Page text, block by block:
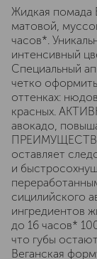
Жидкая помада
матовой,
часов*.
интенсивный
Специальный
четко
оттенках:
красных.
авокадо,
оставляет
и
сицилийского
ингредиентов
до 16 часов*
что губы
Веганская